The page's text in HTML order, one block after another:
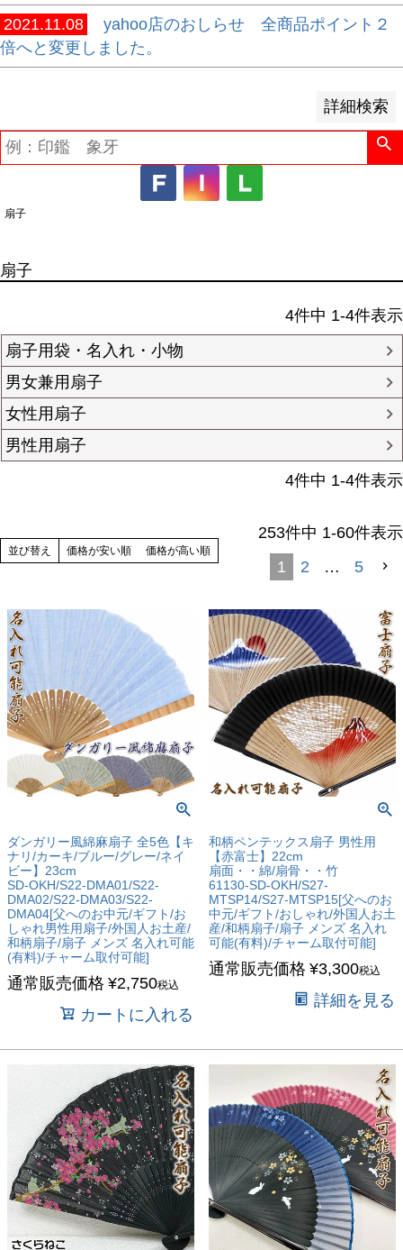
2021.11.08
yahoo店のおしらせ 全商品ポイント２
倍へと変更しました。
詳細検索
レビュー順
キーワードヒット順
検索
扇子
扇子
4件中 1-4件表示
扇子用袋・名入れ・小物
男女兼用扇子
女性用扇子
男性用扇子
4件中 1-4件表示
並び替え 価格が安い順 価格が高い順
253件中 1-60件表示
1
2 … 5
ダンガリー風綿麻扇子 全5色【キ
ナリ/カーキ/ブルー/グレー/ネイ
ビー】23cm
SD-OKH/S22-DMA01/S22-
DMA02/S22-DMA03/S22-
DMA04[父へのお中元/ギフト/お
しゃれ男性用扇子/外国人お土産/
和柄扇子/扇子 メンズ 名入れ可能
(有料)/チャーム取付可能]
通常販売価格 ¥2,750税込
カートに入れる
和柄ペンテックス扇子 男性用
【赤富士】22cm
扇面・・綿/扇骨・・竹
61130-SD-OKH/S27-
MTSP14/S27-MTSP15[父へのお
中元/ギフト/おしゃれ/外国人お土
産/和柄扇子/扇子 メンズ 名入れ
可能(有料)/チャーム取付可能]
通常販売価格 ¥3,300税込
詳細を見る